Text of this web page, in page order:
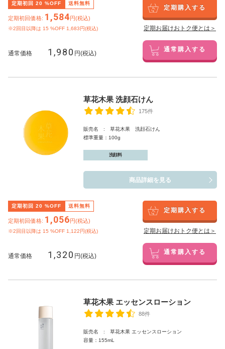
定期初回 20 %OFF 送料無料
定期初回価格: 1,584円(税込)
※2回目以降は 15 %OFF 1,683円(税込)
定期購入する
定期お届けおトク便とは＞
通常価格 1,980 円(税込) 通常購入する
草花木果 洗顔石けん
175件
販売名 : 草花木果 洗顔石けん
標準重量：100g
洗顔料
商品詳細を見る
定期初回 20 %OFF 送料無料
定期初回価格: 1,056円(税込)
※2回目以降は 15 %OFF 1,122円(税込)
定期購入する
定期お届けおトク便とは＞
通常価格 1,320 円(税込) 通常購入する
草花木果 エッセンスローション
88件
販売名 : 草花木果 エッセンスローション
容量：155mL